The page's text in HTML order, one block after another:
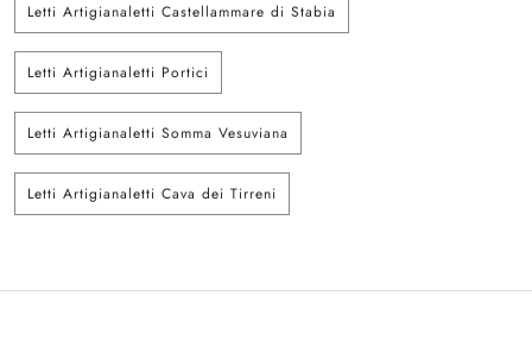
Letti Artigianaletti Castellammare di Stabia
Letti Artigianaletti Portici
Letti Artigianaletti Somma Vesuviana
Letti Artigianaletti Cava dei Tirreni